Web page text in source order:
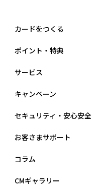
カードをつくる
ポイント・特典
サービス
キャンペーン
セキュリティ・安心安全
お客さまサポート
コラム
CMギャラリー